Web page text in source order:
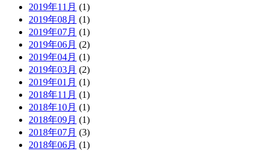
2019年11月 (1)
2019年08月 (1)
2019年07月 (1)
2019年06月 (2)
2019年04月 (1)
2019年03月 (2)
2019年01月 (1)
2018年11月 (1)
2018年10月 (1)
2018年09月 (1)
2018年07月 (3)
2018年06月 (1)